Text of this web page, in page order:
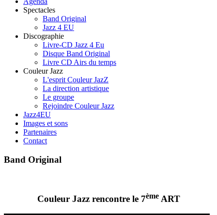
Spectacles
Band Original
Jazz 4 EU
Discographie
Livre-CD Jazz 4 Eu
Disque Band Original
Livre CD Airs du temps
Couleur Jazz
L'esprit Couleur JazZ
La direction artistique
Le groupe
Rejoindre Couleur Jazz
Jazz4EU
Images et sons
Partenaires
Contact
Band Original
Couleur Jazz rencontre le 7èmeART